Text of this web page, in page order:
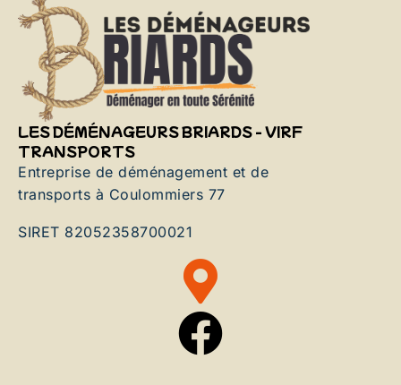
LES DÉMÉNAGEURS BRIARDS - VIRF
TRANSPORTS
Entreprise de déménagement et de
transports à Coulommiers 77
SIRET 82052358700021